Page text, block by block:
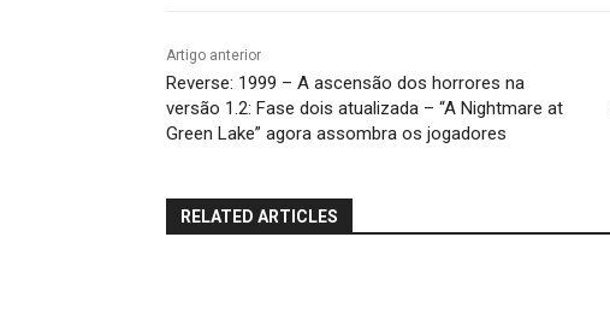
Artigo anterior
Reverse: 1999 – A ascensão dos horrores na
versão 1.2: Fase dois atualizada – “A Nightmare at
Green Lake” agora assombra os jogadores
RELATED ARTICLES